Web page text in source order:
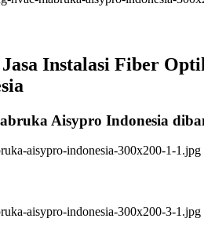
Instalasi Fiber
Aisypro Indonesia